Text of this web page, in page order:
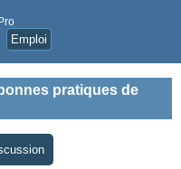
Emploi
pratiques de